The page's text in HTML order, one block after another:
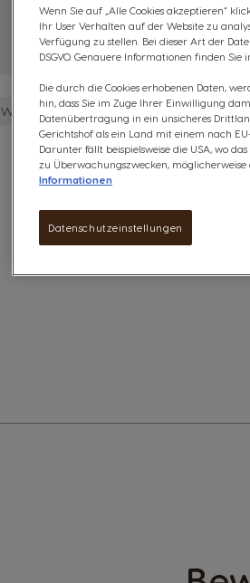
Weitere Details anzeigen
Wenn Sie auf „Alle Cookies akzeptieren“
Ihr User Verhalten auf der Website zu
Verfügung zu stellen. Bei dieser Art der
DSGVO. Genauere Informationen finden
Die durch die Cookies erhobenen Daten,
hin, dass Sie im Zuge Ihrer Einwilligung
Datenübertragung in ein unsicheres
Gerichtshof als ein Land mit einem nach
Darunter fällt beispielsweise die USA, wo
zu Überwachungszwecken,
Informationen
Datenschutzeinstellungen